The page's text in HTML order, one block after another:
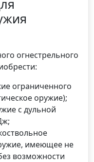
огнестрельного
ограниченного
оружие);
с дульной
имеющее не
возможности